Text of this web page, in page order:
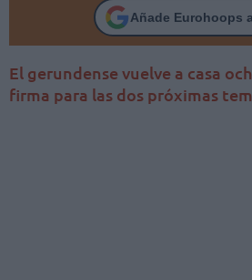
Añade Eurohoops
El gerundense vuelve a casa
firma para las dos próximas